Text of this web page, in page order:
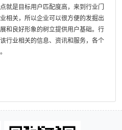
就是目标用户匹配度高，来到行业门
相关，所以企业可以很方便的发掘出
和良好形象的树立提供用户基础。行
行业相关的信息、资讯和服务，各个